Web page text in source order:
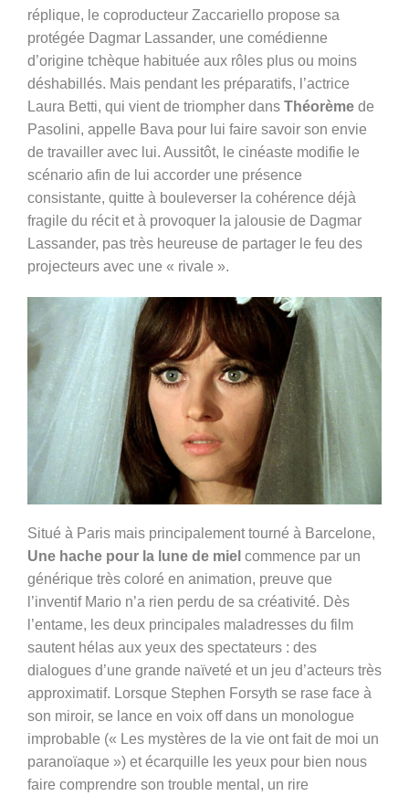
réplique, le coproducteur Zaccariello propose sa
protégée Dagmar Lassander, une comédienne
d’origine tchèque habituée aux rôles plus ou moins
déshabillés. Mais pendant les préparatifs, l’actrice
Laura Betti, qui vient de triompher dans Théorème de
Pasolini, appelle Bava pour lui faire savoir son envie
de travailler avec lui. Aussitôt, le cinéaste modifie le
scénario afin de lui accorder une présence
consistante, quitte à bouleverser la cohérence déjà
fragile du récit et à provoquer la jalousie de Dagmar
Lassander, pas très heureuse de partager le feu des
projecteurs avec une « rivale ».
Situé à Paris mais principalement tourné à Barcelone,
Une hache pour la lune de miel commence par un
générique très coloré en animation, preuve que
l’inventif Mario n’a rien perdu de sa créativité. Dès
l’entame, les deux principales maladresses du film
sautent hélas aux yeux des spectateurs : des
dialogues d’une grande naïveté et un jeu d’acteurs très
approximatif. Lorsque Stephen Forsyth se rase face à
son miroir, se lance en voix off dans un monologue
improbable (« Les mystères de la vie ont fait de moi un
paranoïaque ») et écarquille les yeux pour bien nous
faire comprendre son trouble mental, un rire